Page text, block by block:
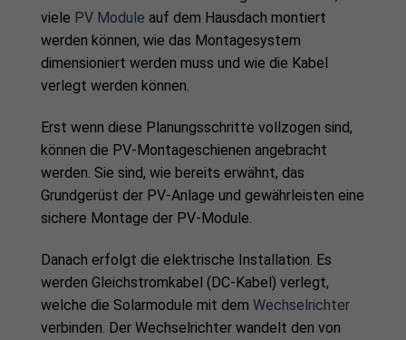
viele PV Module auf dem Hausdach montiert
werden können, wie das Montagesystem
dimensioniert werden muss und wie die Kabel
verlegt werden können.
Erst wenn diese Planungsschritte vollzogen sind,
können die PV-Montageschienen angebracht
werden. Sie sind, wie bereits erwähnt, das
Grundgerüst der PV-Anlage und gewährleisten eine
sichere Montage der PV-Module.
Danach erfolgt die elektrische Installation. Es
werden Gleichstromkabel (DC-Kabel) verlegt,
welche die Solarmodule mit dem Wechselrichter
verbinden. Der Wechselrichter wandelt den von